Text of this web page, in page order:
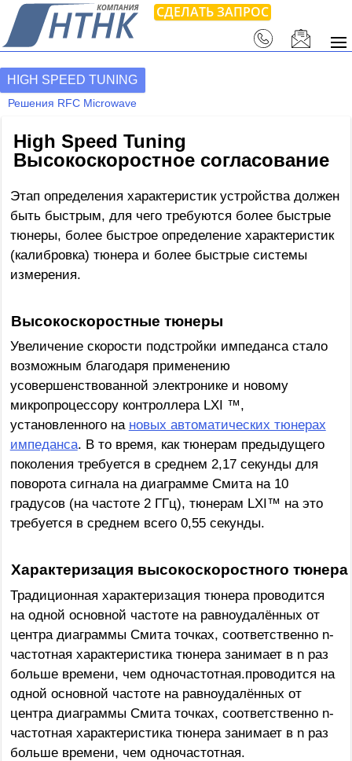
СДЕЛАТЬ ЗАПРОС
HIGH SPEED TUNING
Решения RFC Microwave
High Speed Tuning
Высокоскоростное согласование
Этап определения характеристик устройства должен
быть быстрым, для чего требуются более быстрые
тюнеры, более быстрое определение характеристик
(калибровка) тюнера и более быстрые системы
измерения.
Высокоскоростные тюнеры
Увеличение скорости подстройки импеданса стало
возможным благодаря применению
усовершенствованной электронике и новому
микропроцессору контроллера LXI ™,
установленного на новых автоматических тюнерах
импеданса. В то время, как тюнерам предыдущего
поколения требуется в среднем 2,17 секунды для
поворота сигнала на диаграмме Смита на 10
градусов (на частоте 2 ГГц), тюнерам LXI™ на это
требуется в среднем всего 0,55 секунды.
Характеризация высокоскоростного тюнера
Традиционная характеризация тюнера проводится
на одной основной частоте на равноудалённых от
центра диаграммы Смита точках, соответственно n-
частотная характеристика тюнера занимает в n раз
больше времени, чем одночастотная.проводится на
одной основной частоте на равноудалённых от
центра диаграммы Смита точках, соответственно n-
частотная характеристика тюнера занимает в n раз
больше времени, чем одночастотная.